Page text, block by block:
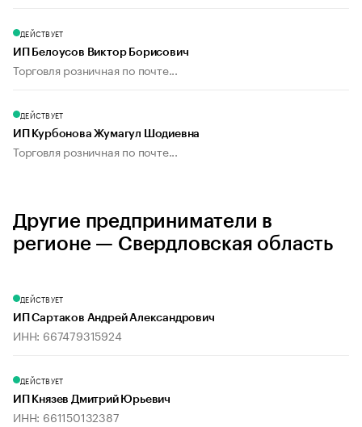
ДЕЙСТВУЕТ
ИП Белоусов Виктор Борисович
Торговля розничная по почте...
ДЕЙСТВУЕТ
ИП Курбонова Жумагул Шодиевна
Торговля розничная по почте...
Другие предприниматели в
регионе — Свердловская область
ДЕЙСТВУЕТ
ИП Сартаков Андрей Александрович
ИНН: 667479315924
ДЕЙСТВУЕТ
ИП Князев Дмитрий Юрьевич
ИНН: 661150132387